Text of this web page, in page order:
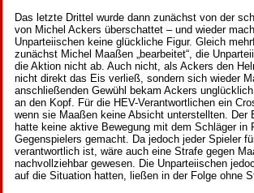
Das letzte Drittel wurde dann zunächst von der
von Michel Ackers überschattet – und wieder
Unparteiischen keine glückliche Figur. Gleich
zunächst Michel Maaßen „bearbeitet“, die
die Aktion nicht ab. Auch nicht, als Ackers den
nicht direkt das Eis verließ, sondern sich wieder
anschließenden Gewühl bekam Ackers
an den Kopf. Für die HEV-Verantwortlichen ein
wenn sie Maaßen keine Absicht unterstellten. Der
hatte keine aktive Bewegung mit dem Schläger in
Gegenspielers gemacht. Da jedoch jeder Spieler
verantwortlich ist, wäre auch eine Strafe gegen
nachvollziehbar gewesen. Die Unparteiischen
auf die Situation hatten, ließen in der Folge ohne